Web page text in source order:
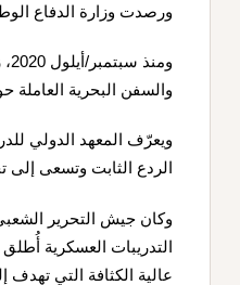
ورصدت وزارة الدفاع الوطني،
والسفن البحرية العاملة
ويعرّف المعهد الدولي
الردع الثابت وتسعى إلى
التدريبات العسكرية
عالية الكثافة التي تهدف